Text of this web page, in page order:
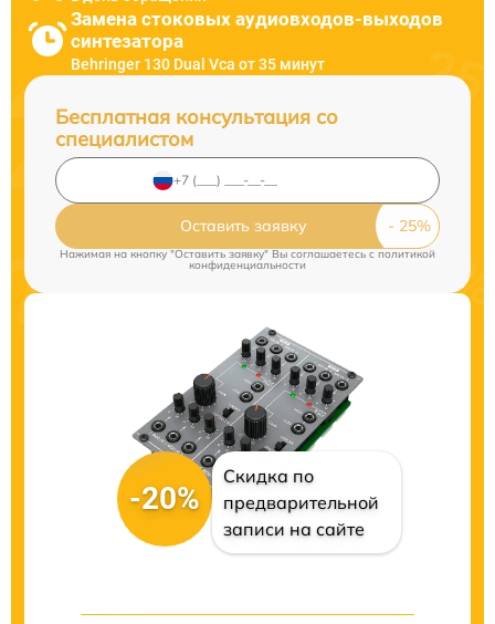
Замена стоковых аудиовходов-выходов
синтезатора
Behringer 130 Dual Vca от 35 минут
Бесплатная консультация со
специалистом
Оставить заявку
Нажимая на кнопку "Оставить заявку" Вы соглашаетесь cполитикой
конфиденциальности
-20%
Скидка по
предварительной
записи на сайте